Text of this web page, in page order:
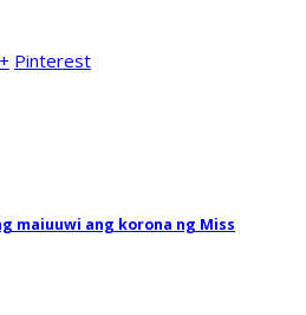
Pinterest
maiuuwi ang korona ng Miss